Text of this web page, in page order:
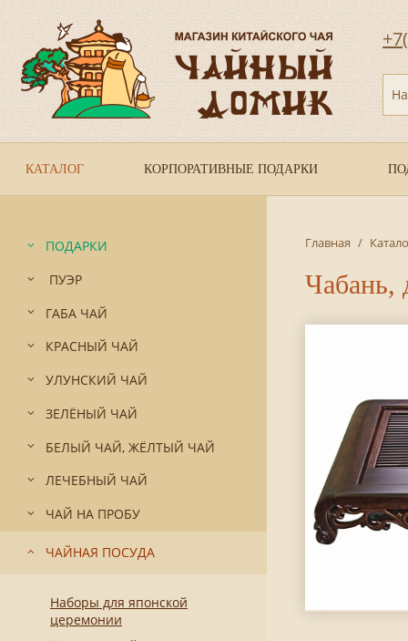
КАТАЛОГ КОРПОРАТИВНЫЕ ПОДАРКИ
ПОДАРКИ
ПУЭР
ГАБА ЧАЙ
КРАСНЫЙ ЧАЙ
УЛУНСКИЙ ЧАЙ
ЗЕЛЁНЫЙ ЧАЙ
БЕЛЫЙ ЧАЙ, ЖЁЛТЫЙ ЧАЙ
ЛЕЧЕБНЫЙ ЧАЙ
ЧАЙ НА ПРОБУ
ЧАЙНАЯ ПОСУДА
Наборы для японской
церемонии
Главная /
Чабань,